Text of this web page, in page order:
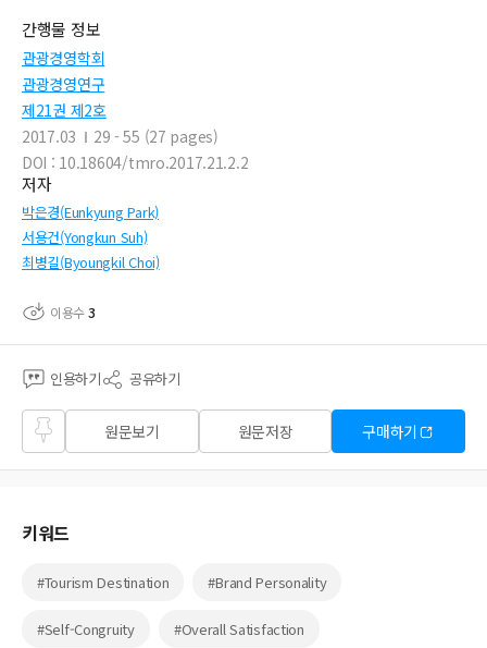
간행물 정보
관광경영학회
관광경영연구
제21권 제2호
2017.03
29 - 55 (27 pages)
DOI : 10.18604/tmro.2017.21.2.2
저자
박은경(Eunkyung Park)
서용건(Yongkun Suh)
최병길(Byoungkil Choi)
이용수3
인용하기 공유하기
즐겨
찾기
원문보기 원문저장 구매하기
키워드
#Tourism Destination #Brand Personality
#Self-Congruity #Overall Satisfaction